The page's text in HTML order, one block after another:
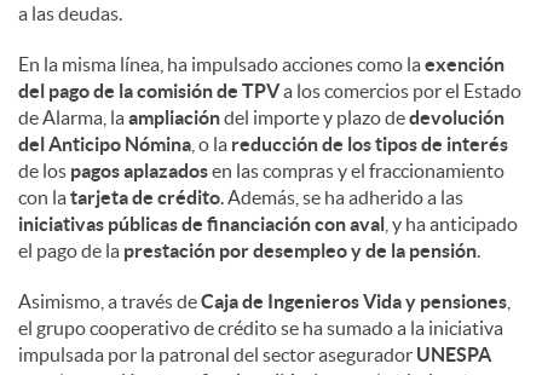
a las deudas.
En la misma línea, ha impulsado acciones como laexención
del pago de la comisión de TPVa los comercios por el Estado
de Alarma, laampliacióndel importe y plazo dedevolución
del Anticipo Nómina , o la reducción de los tipos de interés
de los pagos aplazadosen las compras y el fraccionamiento
con latarjeta de crédito. Además, se ha adherido a las
iniciativas públicas de financiación con aval , y ha anticipado
el pago de la prestación por desempleo y de la pensión.
Asimismo, a través deCaja de Ingenieros Vida y pensiones
el grupo cooperativo de crédito se ha sumado a la iniciativa
impulsada por la patronal del sector asegurador UNESPA